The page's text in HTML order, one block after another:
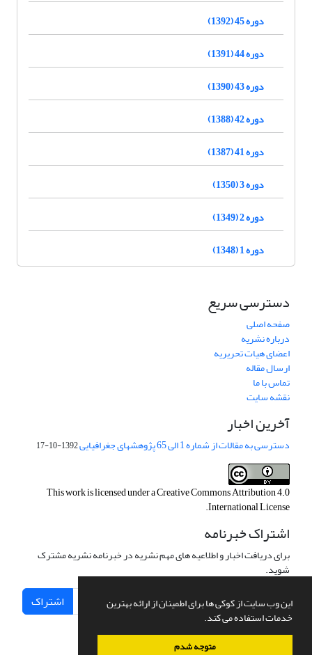
این وب سایت از کوکی ها برای اطمینان از ارائه بهترین
خدمات استفاده می کند.
متوجه شدم
دوره 45 (1392)
دوره 44 (1391)
دوره 43 (1390)
دوره 42 (1388)
دوره 41 (1387)
دوره 3 (1350)
دوره 2 (1349)
دوره 1 (1348)
دسترسی سریع
صفحه اصلی
درباره نشریه
اعضای هیات تحریریه
ارسال مقاله
تماس با ما
نقشه سایت
آخرین اخبار
دسترسی به مقالات از شماره 1 الی 65 پژوهشهای جغرافیایی 1392-10-17
This work is licensed under aCreative Commons Attribution 4.0
International License
.
اشتراک خبرنامه
برای دریافت اخبار و اطلاعیه های مهم نشریه در خبرنامه نشریه مشترک
شوید.
اشتراک